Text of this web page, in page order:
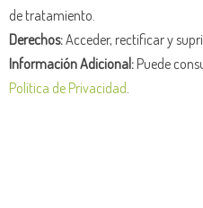
de tratamiento.
Derechos:Acceder, rectificar y
Información Adicional:Puede
Política de Privacidad